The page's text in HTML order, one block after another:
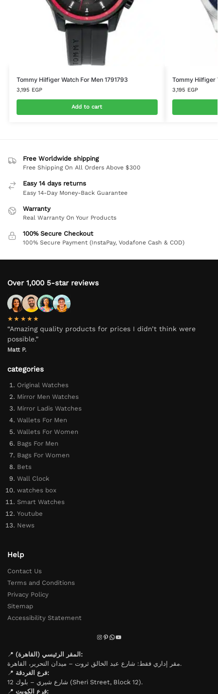
Tommy Hilfiger Watch For Men 1791793
3,195 EGP
Add to cart
Tommy Hilfiger
3,195 EGP
Free Worldwide shipping
Free Shipping On All Orders Above $300
Easy 14 days returns
Easy 14-Day Money-Back Guarantee
Warranty
Real Warranty On Your Products
100% Secure Checkout
100% Secure Payment (InstaPay, Vodafone Cash & COD)
Over 1,000 5-star reviews
★★★★★
“Amazing quality products for prices I didn’t think were
possible.”
Matt P.
categories
Original Watches
Mirror Men Watches
Mirror Ladis Watches
Wallets For Men
Wallets For Women
Bags For Men
Bags For Women
Bets
Wall Clock
watches box
Smart Watches
Youtube
News
Help
Contact Us
Terms and Conditions
Privacy Policy
Sitemap
Accessibility Statement
📍
المقر الرئيسي (القاهرة):
مقر إداري فقط: شارع عبد الخالق ثروت – ميدان التحرير، القاهرة.
📍
فرع الغردقة:
شارع شيري – بلوك 12 (Sheri Street, Block 12).
📍
فرع الكويت: